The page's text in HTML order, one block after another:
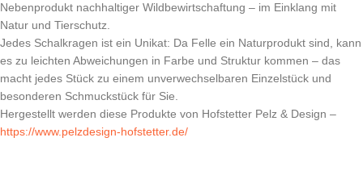
Nebenprodukt nachhaltiger Wildbewirtschaftung – im Einklang mit
Natur und Tierschutz.
Jedes Schalkragen ist ein Unikat: Da Felle ein Naturprodukt sind, kann
es zu leichten Abweichungen in Farbe und Struktur kommen – das
macht jedes Stück zu einem unverwechselbaren Einzelstück und
besonderen Schmuckstück für Sie.
Hergestellt werden diese Produkte von Hofstetter Pelz & Design –
https://www.pelzdesign-hofstetter.de/